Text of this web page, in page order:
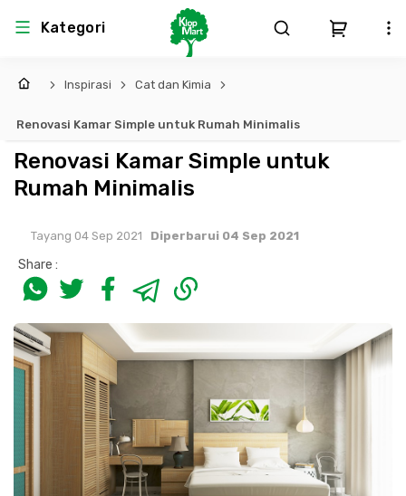
Kategori
Arsitektur
Lem
Dinding
Pintu, Jendela & Perlengkapan
Cat dan Pelapis Dinding
Plafon & Partisi
Sanitari & Aksesorisnya
Struktural
Produk K3
Perlengkapan
Bekisting
Besi Beton & Wiremesh
Material Alam
Besi Profil & Plat
MEP
Sistem Elektro
Sistem Penanggulangan Kebakaran
Sistem Pemipaan
Peralatan Elektronik
Sistem Elektrikal
Pompa dan Pipa
Interior
Landscape
Inspirasi Cat dan Kimia
Renovasi Kamar Simple untuk Rumah Minimalis
Renovasi Kamar Simple untuk
Rumah Minimalis
Tayang 04 Sep 2021 Diperbarui 04 Sep 2021
Share :